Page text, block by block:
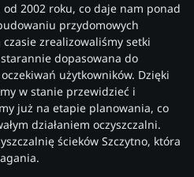
od 2002 roku, co daje nam ponad
przydomowych
zrealizowaliśmy setki
dopasowana do
użytkowników. Dzięki
w stanie przewidzieć i
już na etapie planowania, co
działaniem oczyszczalni.
ścieków Szczytno, która